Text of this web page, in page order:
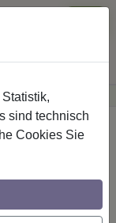
· Sichere Zahlung
520
sind technisch
Cookies Sie